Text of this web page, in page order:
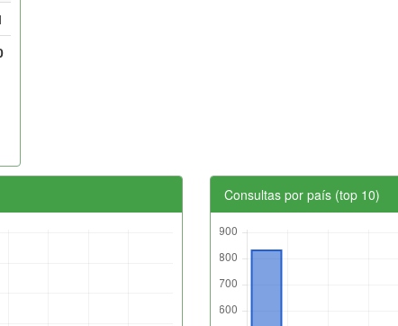
Consultas por país (top 10)